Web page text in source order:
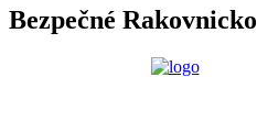
Bezpečné Rakovnicko